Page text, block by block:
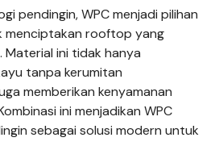
pendingin, WPC menjadi pilihan
menciptakan rooftop yang
Material ini tidak hanya
tanpa kerumitan
memberikan kenyamanan
ini menjadikan WPC
sebagai solusi modern untuk